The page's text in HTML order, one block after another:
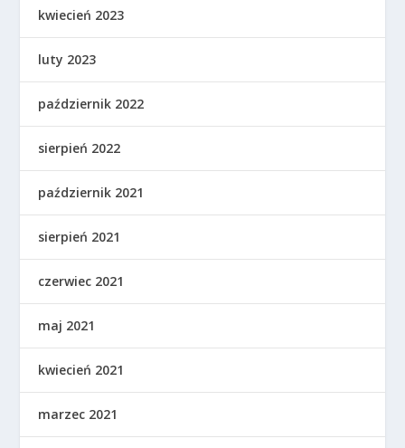
kwiecień 2023
luty 2023
październik 2022
sierpień 2022
październik 2021
sierpień 2021
czerwiec 2021
maj 2021
kwiecień 2021
marzec 2021